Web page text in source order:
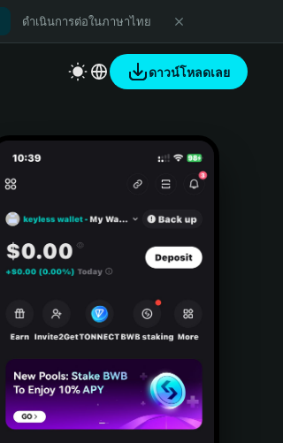
ดำเนินการต่อในภาษาไทย
ดาวน์โหลดเลย